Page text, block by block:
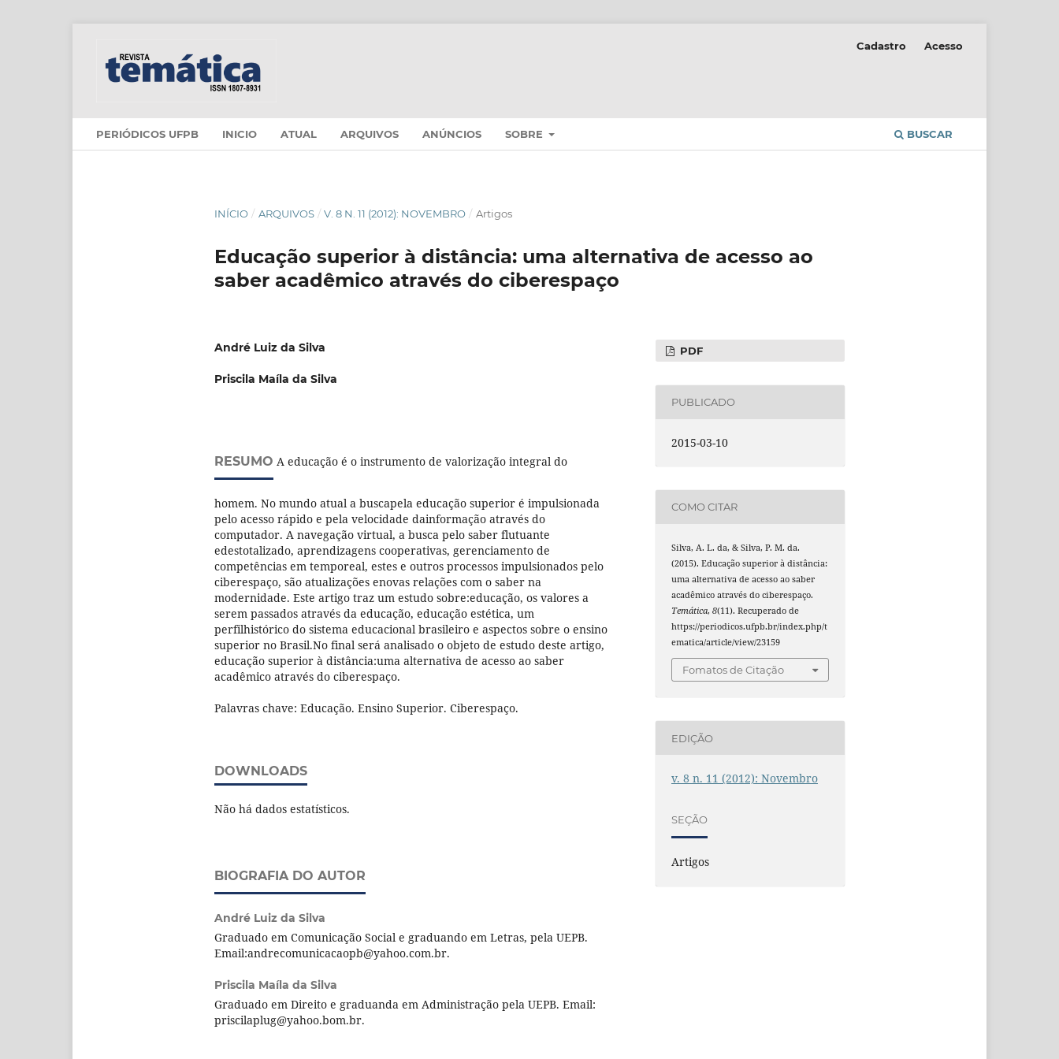
PERIÓDICOS UFPB INICIO ATUAL ARQUIVOS ANÚNCIOS SOBRE BUSCAR
Cadastro Acesso
INÍCIO / ARQUIVOS / V. 8 N. 11 (2012): NOVEMBRO / Artigos
Educação superior à distância: uma alternativa de acesso ao
saber acadêmico através do ciberespaço
André Luiz da Silva
Priscila Maíla da Silva
RESUMO A educação é o instrumento de valorização integral do
homem. No mundo atual a buscapela educação superior é impulsionada
pelo acesso rápido e pela velocidade dainformação através do
computador. A navegação virtual, a busca pelo saber flutuante
edestotalizado, aprendizagens cooperativas, gerenciamento de
competências em temporeal, estes e outros processos impulsionados pelo
ciberespaço, são atualizações enovas relações com o saber na
modernidade. Este artigo traz um estudo sobre:educação, os valores a
serem passados através da educação, educação estética, um
perfilhistórico do sistema educacional brasileiro e aspectos sobre o ensino
superior no Brasil.No final será analisado o objeto de estudo deste artigo,
educação superior à distância:uma alternativa de acesso ao saber
acadêmico através do ciberespaço.
Palavras chave: Educação. Ensino Superior. Ciberespaço.
DOWNLOADS
Não há dados estatísticos.
BIOGRAFIA DO AUTOR
André Luiz da Silva
Graduado em Comunicação Social e graduando em Letras, pela UEPB.
Email:andrecomunicacaopb@yahoo.com.br.
Priscila Maíla da Silva
Graduado em Direito e graduanda em Administração pela UEPB. Email:
priscilaplug@yahoo.bom.br.
PDF
PUBLICADO
2015-03-10
COMO CITAR
Silva, A. L. da, & Silva, P. M. da.
(2015). Educação superior à distância:
uma alternativa de acesso ao saber
acadêmico através do ciberespaço.
Temática,8(11). Recuperado de
https://periodicos.ufpb.br/index.php/t
ematica/article/view/23159
Fomatos de Citação
EDIÇÃO
v. 8 n. 11 (2012): Novembro
SEÇÃO
Artigos